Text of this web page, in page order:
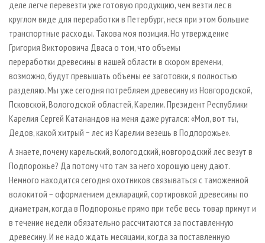
деле легче перевезти уже готовую продукцию, чем везти лес в
круглом виде для переработки в Петербург, неся при этом большие
транспортные расходы. Такова моя позиция. Но утверждение
Григория Викторовича Дваса о том, что объемы
переработки древесины в нашей области в скором времени,
возможно, будут превышать объемы ее заготовки, я полностью
разделяю. Мы уже сегодня потребляем древесину из Новгородской,
Псковской, Вологодской областей, Карелии. Президент Республики
Карелия Сергей Катанандов на меня даже ругался: «Мол, вот ты,
Дедов, какой хитрый − лес из Карелии везешь в Подпорожье».
А знаете, почему карельский, вологодский, новгородский лес везут в
Подпорожье? Да потому что там за него хорошую цену дают.
Немного находится сегодня охотников связываться с таможенной
волокитой − оформлением деклараций, сортировкой древесины по
диаметрам, когда в Подпорожье прямо при тебе весь товар примут и
в течение недели обязательно рассчитаются за поставленную
древесину. И не надо ждать месяцами, когда за поставленную